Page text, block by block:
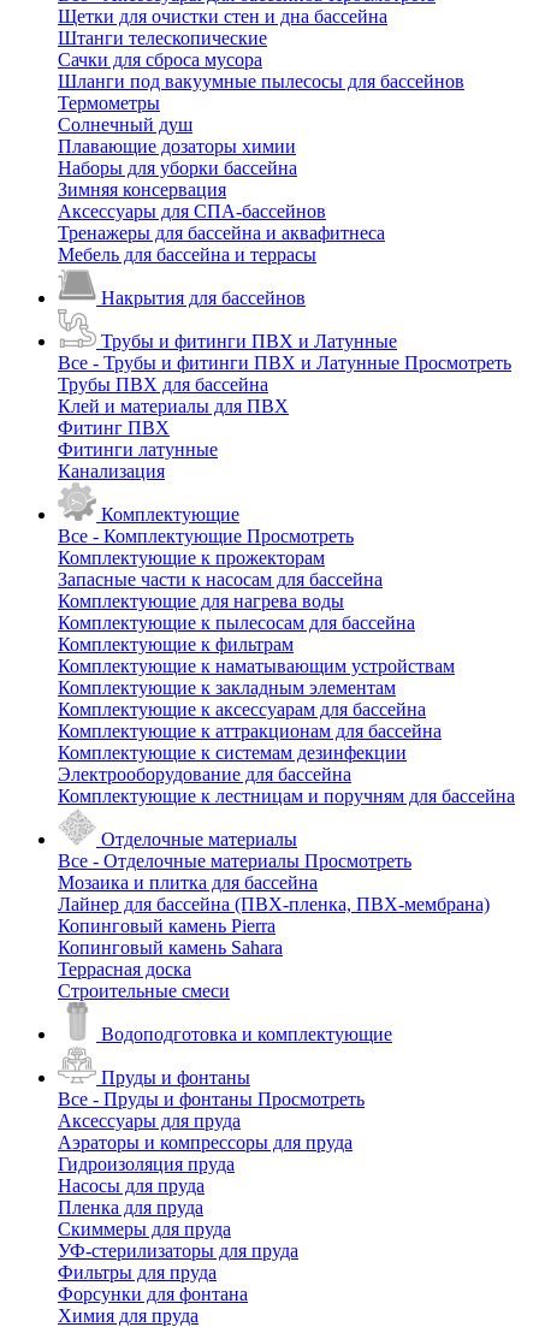
Щетки для очистки стен и дна бассейна
Штанги телескопические
Сачки для сброса мусора
Шланги под вакуумные пылесосы для бассейнов
Термометры
Солнечный душ
Плавающие дозаторы химии
Наборы для уборки бассейна
Зимняя консервация
Аксессуары для СПА-бассейнов
Тренажеры для бассейна и аквафитнеса
Мебель для бассейна и террасы
Накрытия для бассейнов
Трубы и фитинги ПВХ и Латунные
Все - Трубы и фитинги ПВХ и Латунные Просмотреть
Трубы ПВХ для бассейна
Клей и материалы для ПВХ
Фитинг ПВХ
Фитинги латунные
Канализация
Комплектующие
Все - Комплектующие Просмотреть
Комплектующие к прожекторам
Запасные части к насосам для бассейна
Комплектующие для нагрева воды
Комплектующие к пылесосам для бассейна
Комплектующие к фильтрам
Комплектующие к наматывающим устройствам
Комплектующие к закладным элементам
Комплектующие к аксессуарам для бассейна
Комплектующие к аттракционам для бассейна
Комплектующие к системам дезинфекции
Электрооборудование для бассейна
Комплектующие к лестницам и поручням для бассейна
Отделочные материалы
Все - Отделочные материалы Просмотреть
Мозаика и плитка для бассейна
Лайнер для бассейна (ПВХ-пленка, ПВХ-мембрана)
Копинговый камень Pierra
Копинговый камень Sahara
Террасная доска
Строительные смеси
Водоподготовка и комплектующие
Пруды и фонтаны
Все - Пруды и фонтаны Просмотреть
Аксессуары для пруда
Аэраторы и компрессоры для пруда
Гидроизоляция пруда
Насосы для пруда
Пленка для пруда
Скиммеры для пруда
УФ-стерилизаторы для пруда
Фильтры для пруда
Форсунки для фонтана
Химия для пруда